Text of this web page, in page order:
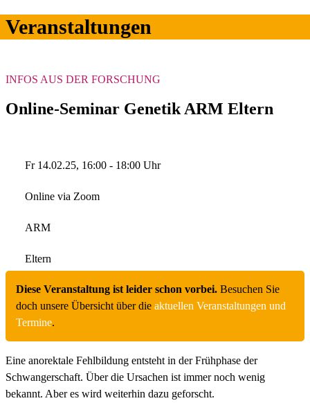
Veranstaltungen
INFOS AUS DER FORSCHUNG
Online-Seminar Genetik ARM Eltern
Fr 14.02.25, 16:00 - 18:00 Uhr
Online via Zoom
ARM
Eltern
Diese Veranstaltung ist leider schon vorbei. Besuchen Sie
doch unsere Übersicht über die aktuellen Veranstaltungen und
Termine.
Eine anorektale Fehlbildung entsteht in der Frühphase der
Schwangerschaft. Über die Ursachen ist immer noch wenig
bekannt. Aber es wird weiterhin dazu geforscht.